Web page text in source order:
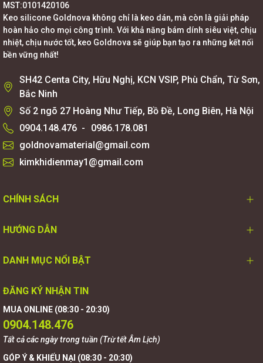
MST:0101420106
Keo silicone Goldnova không chỉ là keo dán, mà còn là giải pháp
hoàn hảo cho mọi công trình. Với khả năng bám dính siêu việt, chịu
nhiệt, chịu nước tốt, keo Goldnova sẽ giúp bạn tạo ra những kết nối
bền vững nhất!
SH42 Centa City, Hữu Nghị, KCN VSIP, Phù Chẩn, Từ Sơn,
Bắc Ninh
Số 2 ngõ 27 Hoàng Như Tiếp, Bồ Đề, Long Biên, Hà Nội
0904.148.476 -
0986.178.081
goldnovamaterial@gmail.com
kimkhidienmay1@gmail.com
CHÍNH SÁCH
HƯỚNG DẪN
DANH MỤC NỔI BẬT
ĐĂNG KÝ NHẬN TIN
MUA ONLINE (08:30 - 20:30)
0904.148.476
Tất cả các ngày trong tuần (Trừ tết Âm Lịch)
GÓP Ý & KHIẾU NẠI (08:30 - 20:30)